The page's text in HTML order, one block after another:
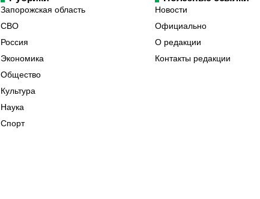
Запорожская область
СВО
Россия
Экономика
Общество
Культура
Наука
Спорт
Новости
Официально
О редакции
Контакты редакции